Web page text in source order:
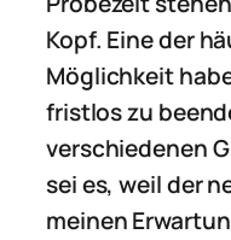
Kopf. Eine der
Möglichkeit
fristlos zu
verschiedenen
sei es, weil der
meinen